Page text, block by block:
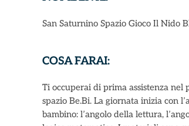
San Saturnino Spazio Gioco Il Nido
COSA FARAI:
Ti occuperai di prima assistenza nel
spazio Be.Bi. La giornata inizia con
bambino: l’angolo della lettura,